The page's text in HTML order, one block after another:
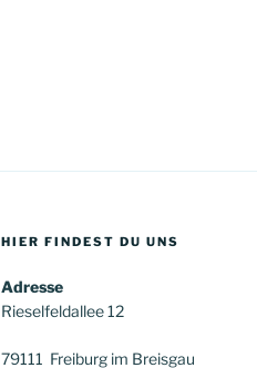
HIER FINDEST DU UNS
Adresse
Rieselfeldallee 12
79111 Freiburg im Breisgau